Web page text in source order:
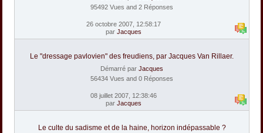
95492 Vues and 2 Réponses
26 octobre 2007, 12:58:17
par Jacques
Le "dressage pavlovien" des freudiens, par Jacques Van Rillaer.
Démarré par Jacques
56434 Vues and 0 Réponses
08 juillet 2007, 12:38:46
par Jacques
Le culte du sadisme et de la haine, horizon indépassable ?